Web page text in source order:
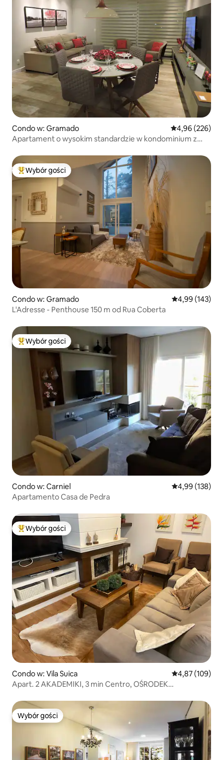
Condo w: Gramado Średnia
4,96 (226)
Apartament o wysokim standardzie w kondominium z
Najpopularniejsze z kategorii Wybór gości
Wybór gości
Condo w: Gramado Średnia
4,99 (143)
L'Adresse - Penthouse 150 m od Rua Coberta
Najpopularniejsze z kategorii Wybór gości
Wybór gości
Condo w: Carniel Średnia
4,99 (138)
Apartamento Casa de Pedra
Najpopularniejsze z kategorii Wybór gości
Wybór gości
Condo w: Vila Suica Średnia
4,87 (109)
Apart. 2 AKADEMIKI, 3 min Centro, OŚRODEK
Wybór gości
Wybór gości